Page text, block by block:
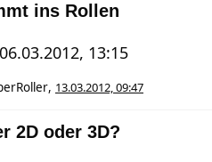
ins Rollen
06.03.2012, 13:15
, 13.03.2012, 09:47
2D oder 3D?